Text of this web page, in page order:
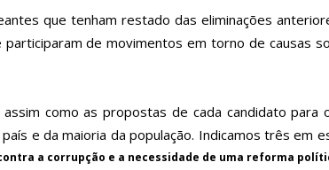
que tenham restado das eliminações
de movimentos em torno de causas
como as propostas de cada candidato para
e da maioria da população. Indicamos três em
a corrupção e a necessidade de uma reforma